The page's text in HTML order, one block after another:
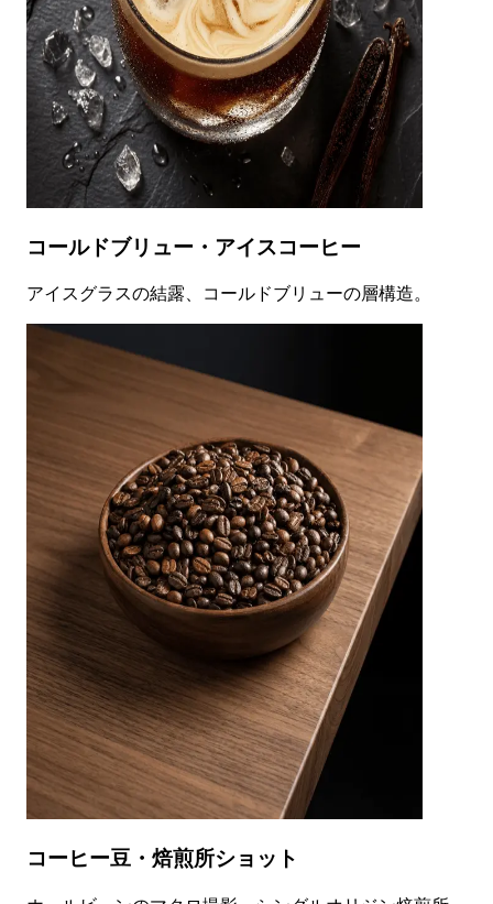
コールドブリュー・アイスコーヒー
アイスグラスの結露、コールドブリューの層構造。
コーヒー豆・焙煎所ショット